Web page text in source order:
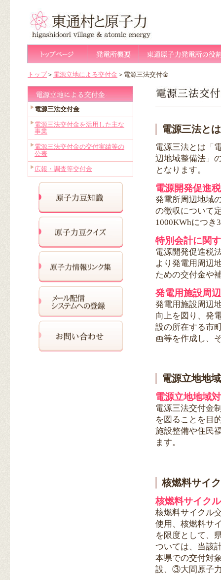
トップ＞ 電源立地による交付金 ＞電源三法交付金
電源三法交付金
電源三法交付金を活用した主な
事業
電源三法交付金の交付実績等の
公表
広報・調査等交付金
電源三法とは
電源三法とは「
辺地域整備法」
となります。
電源開発促進
発電所周辺地域
の徴収について
1000KWhにつき
特別会計に関
電源開発促進税
より発電用周辺
ための交付金や
発電用施設周
発電用施設周辺
向上を図り、発
設の所在する市
画等を作成し、
電源立地地
電源立地地域
電源三法交付金
を図ることを目
施設整備や住民
ます。
核燃料サイ
核燃料サイク
核燃料サイクル
使用、核燃料サ
を限度として、
ついては、当該
本県での交付対
設、③大間原子